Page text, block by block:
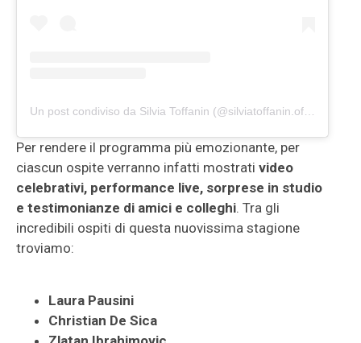
Per rendere il programma più emozionante, per
ciascun ospite verranno infatti mostrati video
celebrativi, performance live, sorprese in studio
e testimonianze di amici e colleghi. Tra gli
incredibili ospiti di questa nuovissima stagione
troviamo:
Laura Pausini
Christian De Sica